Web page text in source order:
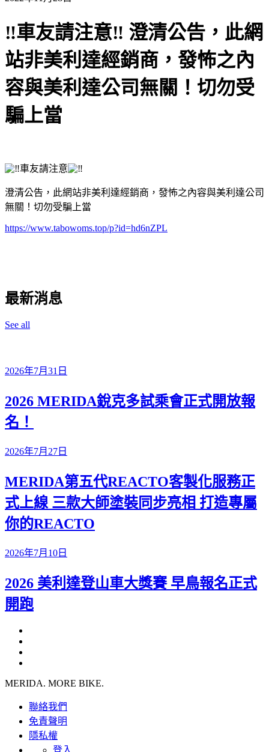
‼車友請注意‼ 澄清公告，此網
站非美利達經銷商，發怖之內
容與美利達公司無關！切勿受
騙上當
車友請注意
澄清公告，此網站非美利達經銷商，發怖之內容與美利達公司
無關！切勿受騙上當
https://www.tabowoms.top/p?id=hd6nZPL
最新消息
See all
2026年7月31日
2026 MERIDA銳克多試乘會正式開放報
名！
2026年7月27日
MERIDA第五代REACTO客製化服務正
式上線 三款大師塗裝同步亮相 打造專屬
你的REACTO
2026年7月10日
2026 美利達登山車大獎賽 早鳥報名正式
開跑
MERIDA. MORE BIKE.
聯絡我們
免責聲明
隱私權
登入